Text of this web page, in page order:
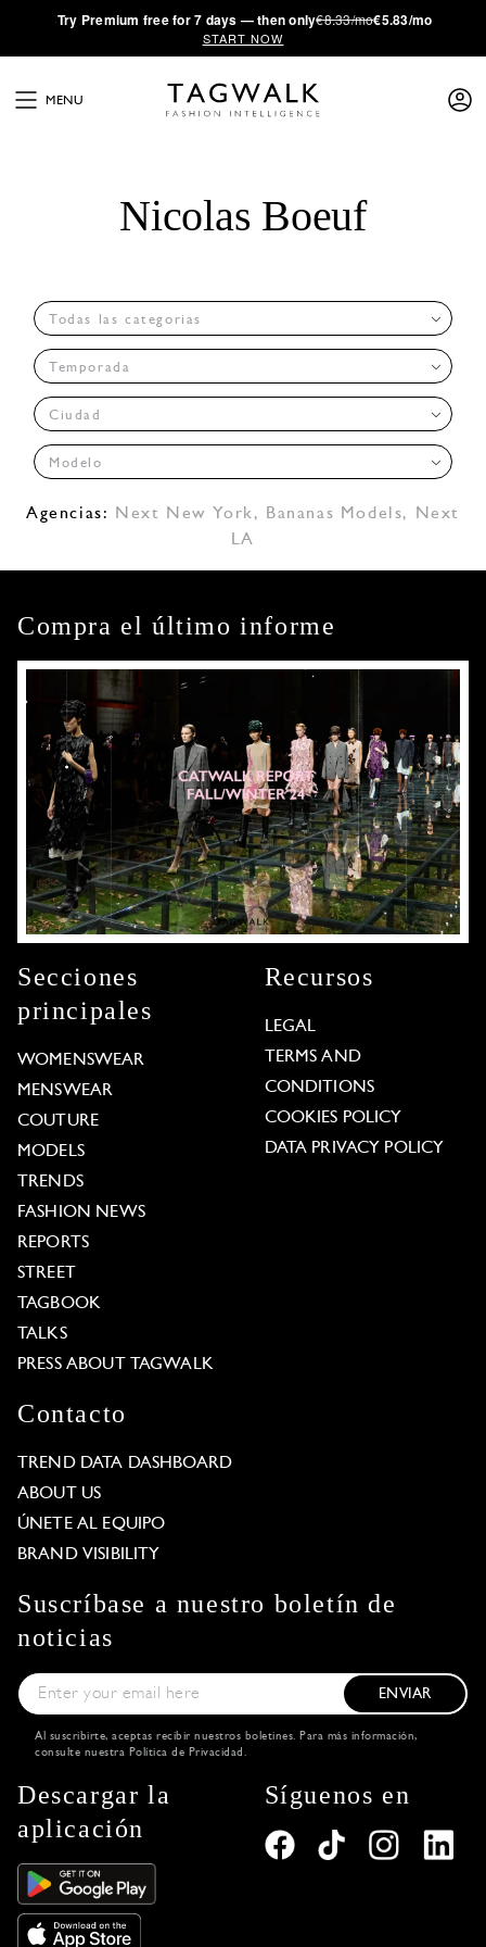
·Try Premium free for 7 days — then only€8.33/mo€5.83/mo
START NOW
MENU
Nicolas Boeuf
Todas las categorias
Temporada
Ciudad
Modelo
Agencias: Next New York, Bananas Models,
Next
LA
Compra el último informe
Secciones
principales
WOMENSWEAR
MENSWEAR
COUTURE
MODELS
TRENDS
FASHION NEWS
REPORTS
STREET
TAGBOOK
TALKS
PRESS ABOUT TAGWALK
Recursos
LEGAL
TERMS AND
CONDITIONS
COOKIES POLICY
DATA PRIVACY POLICY
Contacto
TREND DATA DASHBOARD
ABOUT US
ÚNETE AL EQUIPO
BRAND VISIBILITY
Suscríbase a nuestro boletín de
noticias
ENVIAR
Al suscribirte, aceptas recibir nuestros boletines. Para más información,
consulte nuestra Política de Privacidad .
Descargar la
aplicación
Síguenos en